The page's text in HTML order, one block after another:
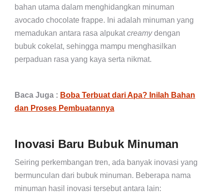
bahan utama dalam menghidangkan minuman
avocado chocolate frappe. Ini adalah minuman yang
memadukan antara rasa alpukat creamydengan
bubuk cokelat, sehingga mampu menghasilkan
perpaduan rasa yang kaya serta nikmat.
Baca Juga : Boba Terbuat dari Apa? Inilah Bahan
dan Proses Pembuatannya
Inovasi Baru Bubuk Minuman
Seiring perkembangan tren, ada banyak inovasi yang
bermunculan dari bubuk minuman. Beberapa nama
minuman hasil inovasi tersebut antara lain: